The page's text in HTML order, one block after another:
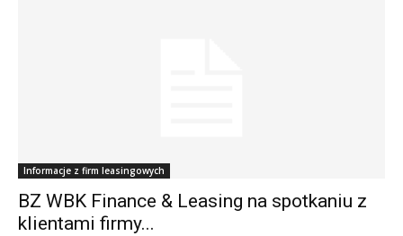
Informacje z firm leasingowych
BZ WBK Finance & Leasing na spotkaniu z
klientami firmy...